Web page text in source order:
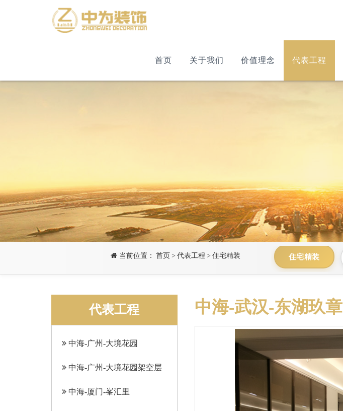
首页 关于我们 价值理念 代表工程
当前位置： 首页 > 代表工程 > 住宅精装 住宅精装
代表工程
中海-广州-大境花园
中海-广州-大境花园架空层
中海-厦门-峯汇里
中海-武汉-东湖玖章